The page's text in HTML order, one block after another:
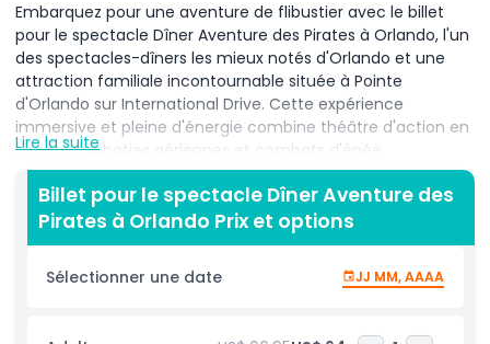
Embarquez pour une aventure de flibustier avec le billet
pour le spectacle Dîner Aventure des Pirates à Orlando, l'un
des spectacles-dîners les mieux notés d'Orlando et une
attraction familiale incontournable située à Pointe
d'Orlando sur International Drive. Cette expérience
immersive et pleine d'énergie combine théâtre d'action en
direct, acrobaties aériennes et combats d'épée
dramatiques, le tout joué à bord d'une superbe réplique
grandeur nature d'une galère espagnole du XVIIIe siècle
installée dans un lagon intérieur de 300 000 gallons. Que
vous voyagiez avec des enfants, des amis ou que vous
organisiez un événement de groupe, le Dîner Aventure des
Pirates d'Orlando offre une soirée remplie d'aventure, de
commence par un accès prioritaire sans file d'attente et
Lire la suite
Billet pour le spectacle Dîner Aventure des
Pirates à Orlando Prix et options
Sélectionner une date JJ MM, AAAA